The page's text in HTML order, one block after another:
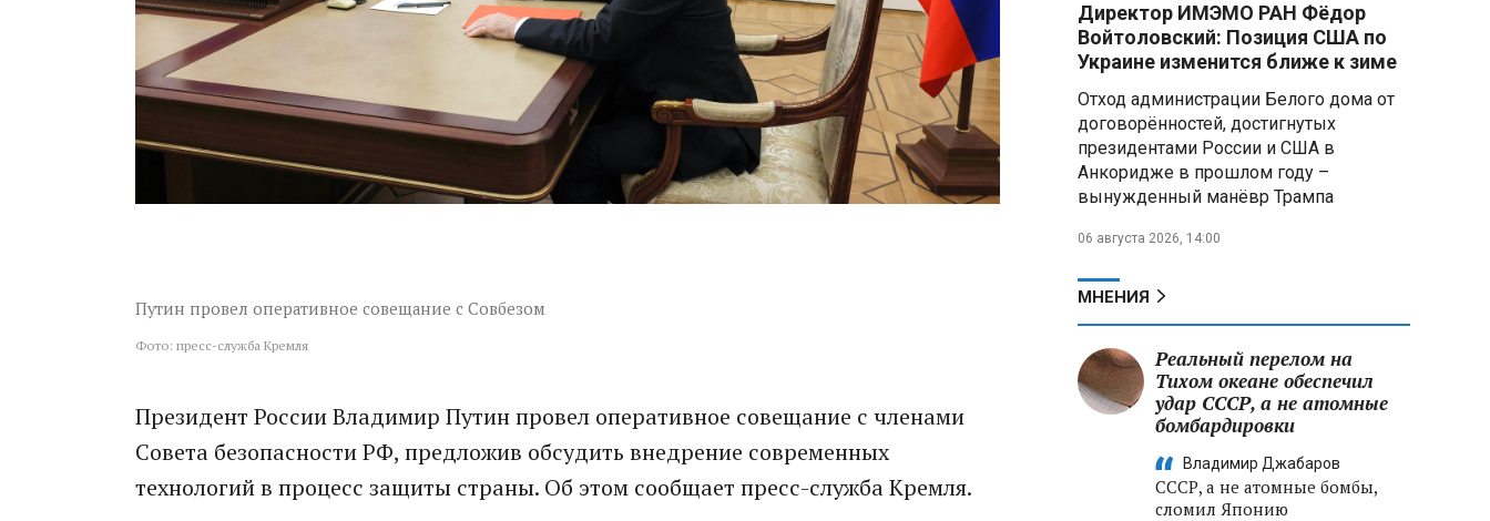
Путин провел оперативное совещание с Совбезом
Фото: пресс-служба Кремля
Президент России Владимир Путин провел оперативное совещание с членами
Совета безопасности РФ, предложив обсудить внедрение современных
технологий в процесс защиты страны. Об этом сообщает пресс-служба Кремля.
Директор ИМЭМО РАН Фёдор
Войтоловский: Позиция США по
Украине изменится ближе к зиме
Отход администрации Белого дома от
договорённостей, достигнутых
президентами России и США в
Анкоридже в прошлом году –
вынужденный манёвр Трампа
06 августа 2026, 14:00
МНЕНИЯ
Реальный перелом на
Тихом океане обеспечил
удар СССР, а не атомные
бомбардировки
Владимир Джабаров
СССР, а не атомные бомбы,
сломил Японию